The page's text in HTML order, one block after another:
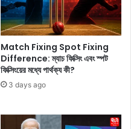
Match Fixing Spot Fixing
Difference: ম্যাচ ফিক্সিং এবং স্পট
ফিক্সিংয়ের মধ্যে পার্থক্য কী?
3 days ago